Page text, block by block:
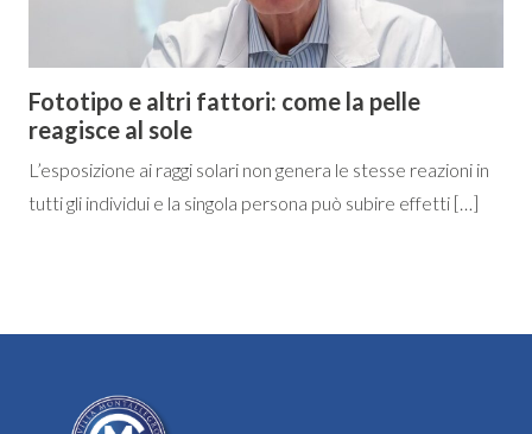
Fototipo e altri fattori: come la pelle
reagisce al sole
L’esposizione ai raggi solari non genera le stesse reazioni in
tutti gli individui e la singola persona può subire effetti […]